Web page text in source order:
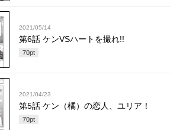
2021/05/14
第6話 ケンVSハートを撮れ!!
70pt
2021/04/23
第5話 ケン（橘）の恋人、ユリア！
70pt